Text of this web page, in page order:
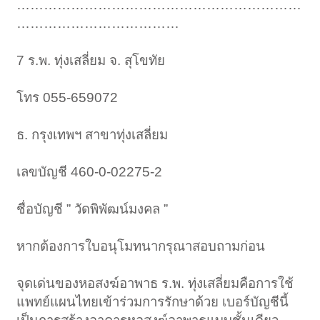
………………………………………………………
………………………………
7 ร.พ. ทุ่งเสลี่ยม จ. สุโขทัย
โทร 055-659072
ธ. กรุงเทพฯ สาขาทุ่งเสลี่ยม
เลขบัญชี 460-0-02275-2
ชื่อบัญชี ” วัดพิพัฒน์มงคล ”
หากต้องการใบอนุโมทนากรุณาสอบถามก่อน
จุดเด่นของหอสงฆ์อาพาธ ร.พ. ทุ่งเสลี่ยมคือการใช้
แพทย์แผนไทยเข้าร่วมการรักษาด้วย เบอร์บัญชีนี้